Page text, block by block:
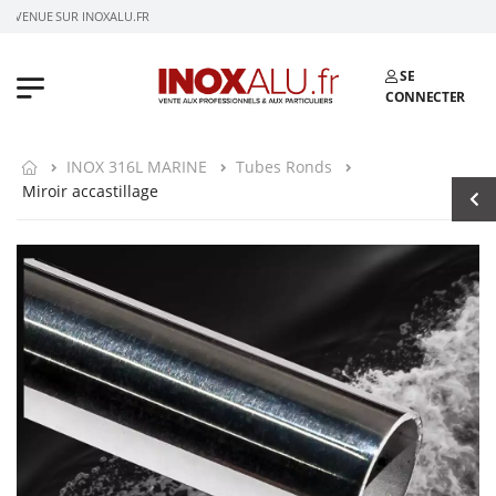
SUR INOXALU.FR
SE
CONNECTER
INOX 316L MARINE
Tubes Ronds
Miroir accastillage